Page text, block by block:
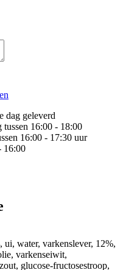
dag geleverd
16:00 - 18:00
16:00 - 17:30 uur
16:00
ui, water, varkenslever, 12%,
varkenseiwit,
glucose-fructosestroop,